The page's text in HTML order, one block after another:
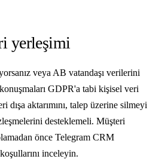
yerleşimi
veya AB vatandaşı verilerini
GDPR'a tabi kişisel veri
aktarımını, talep üzerine silmeyi
desteklemeli. Müşteri
önce Telegram CRM
inceleyin.